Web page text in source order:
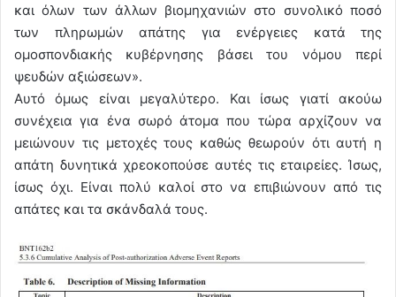
και όλων των άλλων βιομηχανιών στο συνολικό ποσό
των πληρωμών απάτης για ενέργειες κατά της
ομοσπονδιακής κυβέρνησης βάσει του νόμου περί
ψευδών αξιώσεων».
Αυτό όμως είναι μεγαλύτερο. Και ίσως γιατί ακούω
συνέχεια για ένα σωρό άτομα που τώρα αρχίζουν να
μειώνουν τις μετοχές τους καθώς θεωρούν ότι αυτή η
απάτη δυνητικά χρεοκοπούσε αυτές τις εταιρείες. Ίσως,
ίσως όχι. Είναι πολύ καλοί στο να επιβιώνουν από τις
απάτες και τα σκάνδαλά τους.